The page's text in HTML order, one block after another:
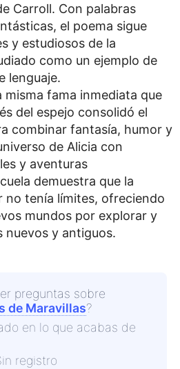
Carroll. Con palabras
el poema sigue
y estudiosos de la
como un ejemplo de
lenguaje.
misma fama inmediata que
del espejo consolidó el
combinar fantasía, humor y
de Alicia con
y aventuras
demuestra que la
no tenía límites, ofreciendo
mundos por explorar y
nuevos y antiguos.
preguntas sobre
de Maravillas?
en lo que acabas de
registro